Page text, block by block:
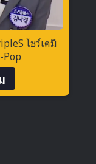
โชว์เคมี
Pop